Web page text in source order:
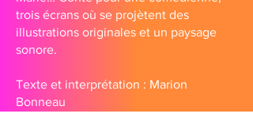
trois écrans où se projètent des
illustrations originales et un paysage
sonore.
Texte et interprétation : Marion
Bonneau